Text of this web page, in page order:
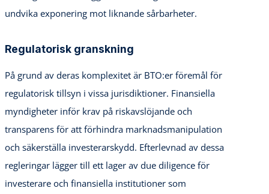
undvika exponering mot liknande sårbarheter.
Regulatorisk granskning
På grund av deras komplexitet är BTO:er föremål för
regulatorisk tillsyn i vissa jurisdiktioner. Finansiella
myndigheter inför krav på riskavslöjande och
transparens för att förhindra marknadsmanipulation
och säkerställa investerarskydd. Efterlevnad av dessa
regleringar lägger till ett lager av due diligence för
investerare och finansiella institutioner som